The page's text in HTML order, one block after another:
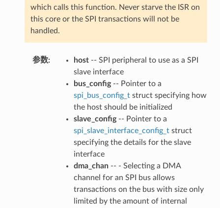
which calls this function. Never starve the ISR on
this core or the SPI transactions will not be
handled.
参数 host-- SPI peripheral to use as a SPI
slave interface
bus_config-- Pointer to a
spi_bus_config_tstruct specifying how
the host should be initialized
slave_config-- Pointer to a
spi_slave_interface_config_tstruct
specifying the details for the slave
interface
dma_chan-- - Selecting a DMA
channel for an SPI bus allows
transactions on the bus with size only
limited by the amount of internal